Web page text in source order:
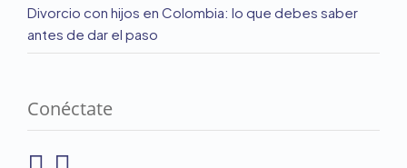
Divorcio con hijos en Colombia: lo que debes saber
antes de dar el paso
Conéctate